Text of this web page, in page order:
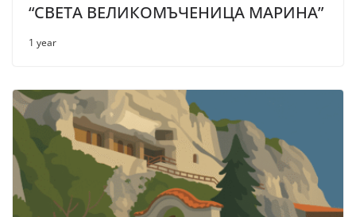
“СВЕТА ВЕЛИКОМЪЧЕНИЦА МАРИНА”
1 year